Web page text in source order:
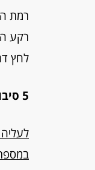
רמת
רקע
לחץ
5 סיבות לעלות במדרגות על פני השימוש במעלית